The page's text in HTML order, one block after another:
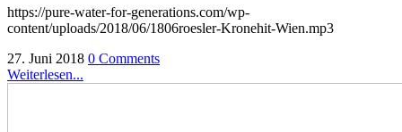
https://pure-water-for-generations.com/wp-
content/uploads/2018/06/1806roesler-Kronehit-Wien.mp3
27. Juni 2018 0 Comments
Weiterlesen...